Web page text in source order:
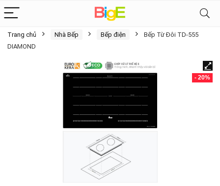
Trang chủ Nhà Bếp Bếp điện
Bếp Từ Đôi TD-555
DIAMOND
- 20%